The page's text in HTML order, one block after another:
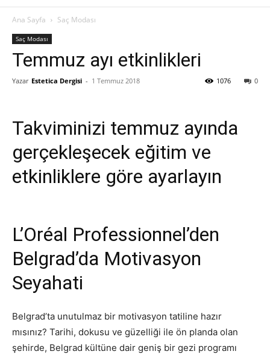
Ana Sayfa Saç Modası
Saç Modası
Temmuz ayı etkinlikleri
Yazar Estetica Dergisi - 1 Temmuz 2018 0
1076
Takviminizi temmuz ayında
gerçekleşecek eğitim ve
etkinliklere göre ayarlayın
L’Oréal Professionnel’den
Belgrad’da Motivasyon
Seyahati
Belgrad’ta unutulmaz bir motivasyon tatiline hazır
mısınız? Tarihi, dokusu ve güzelliği ile ön planda olan
şehirde, Belgrad kültüne dair geniş bir gezi programı